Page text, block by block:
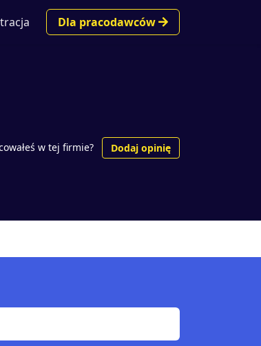
Dla pracodawców
w tej firmie? Dodaj opinię